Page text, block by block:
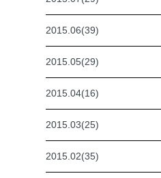
2015.06(39)
2015.05(29)
2015.04(16)
2015.03(25)
2015.02(35)